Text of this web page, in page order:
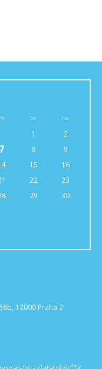
Pá So Ne
1
2
7 8
9
15
16
22
23
29
30
12000 Praha 2